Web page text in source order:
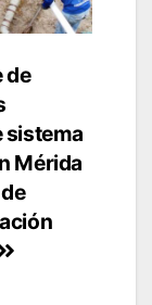
de
sistema
Mérida